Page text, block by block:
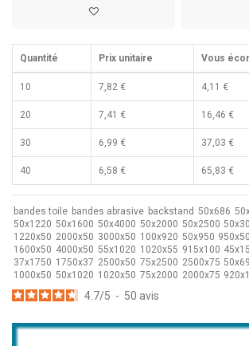
Quantité Prix unitaire Vous
10 7,82 € 4,11 €
20 7,41 € 16,46 €
30 6,99 € 37,03 €
40 6,58 € 65,83 €
bandes toile bandes abrasive backstand 50x686
50x1220 50x1600 50x4000 50x2000 50x2500
1220x50 2000x50 3000x50 100x920 50x950 950x50
1600x50 4000x50 55x1020 1020x55 915x100
37x1750 1750x37 2500x50 75x2500 2500x75
1000x50 50x1020 1020x50 75x2000 2000x75
4.7/5 - 50 avis